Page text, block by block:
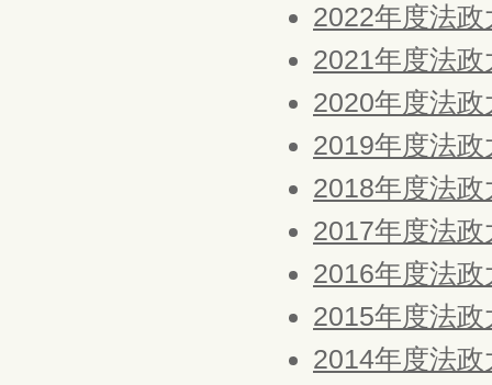
2022年度法
2021年度法
2020年度法
2019年度法
2018年度法
2017年度法
2016年度法
2015年度法
2014年度法